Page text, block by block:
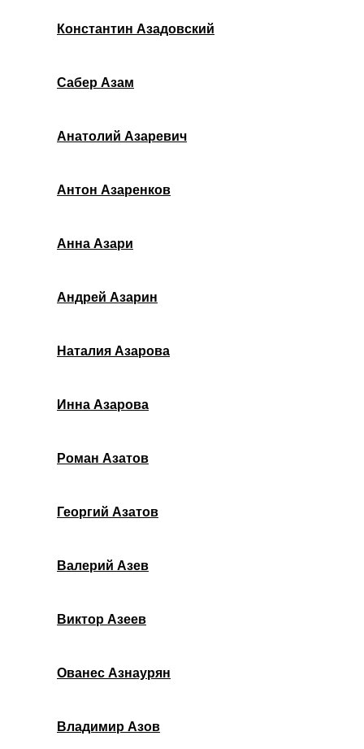
Константин Азадовский
Сабер Азам
Анатолий Азаревич
Антон Азаренков
Анна Азари
Андрей Азарин
Наталия Азарова
Инна Азарова
Роман Азатов
Георгий Азатов
Валерий Азев
Виктор Азеев
Ованес Азнаурян
Владимир Азов